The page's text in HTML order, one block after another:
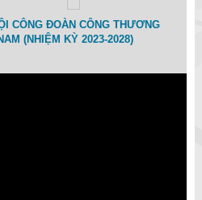
CÔNG ĐOÀN CÔNG THƯƠNG
(NHIỆM KỲ 2023-2028)